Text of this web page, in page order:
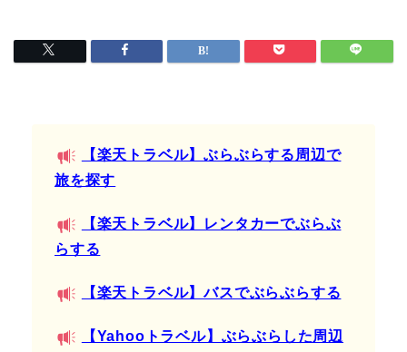
【楽天トラベル】ぶらぶらする周辺で
旅を探す
【楽天トラベル】レンタカーでぶらぶ
らする
【楽天トラベル】バスでぶらぶらする
【Yahooトラベル】ぶらぶらした周辺